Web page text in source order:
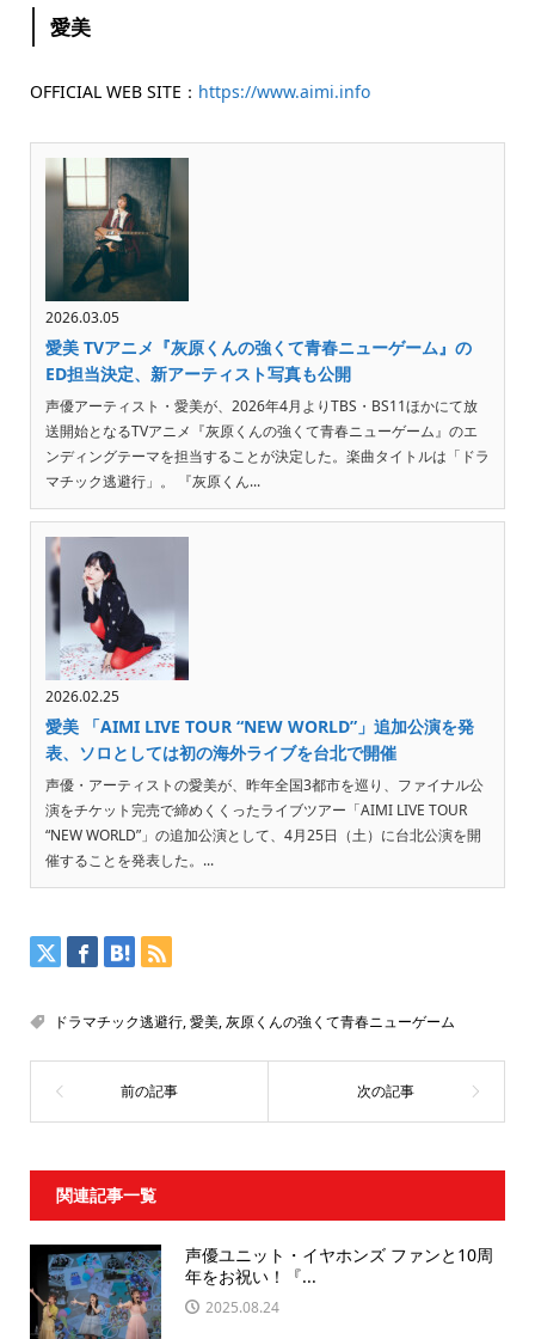
愛美
OFFICIAL WEB SITE： https://www.aimi.info
2026.03.05
愛美 TVアニメ『灰原くんの強くて青春ニューゲーム』の
ED担当決定、新アーティスト写真も公開
声優アーティスト・愛美が、2026年4月よりTBS・BS11ほかにて放
送開始となるTVアニメ『灰原くんの強くて青春ニューゲーム』のエ
ンディングテーマを担当することが決定した。楽曲タイトルは「ドラ
マチック逃避行」。 『灰原くん...
2026.02.25
愛美 「AIMI LIVE TOUR “NEW WORLD”」追加公演を発
表、ソロとしては初の海外ライブを台北で開催
声優・アーティストの愛美が、昨年全国3都市を巡り、ファイナル公
演をチケット完売で締めくくったライブツアー「AIMI LIVE TOUR
“NEW WORLD”」の追加公演として、4月25日（土）に台北公演を開
催することを発表した。...
ドラマチック逃避行,愛美,灰原くんの強くて青春ニューゲーム
関連記事一覧
声優ユニット・イヤホンズ ファンと10周
年をお祝い！『...
2025.08.24